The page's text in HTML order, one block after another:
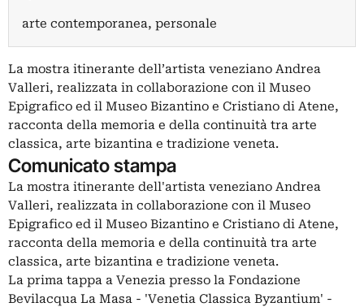
arte contemporanea, personale
La mostra itinerante dell’artista veneziano Andrea
Valleri, realizzata in collaborazione con il Museo
Epigrafico ed il Museo Bizantino e Cristiano di Atene,
racconta della memoria e della continuità tra arte
classica, arte bizantina e tradizione veneta.
Comunicato stampa
La mostra itinerante dell'artista veneziano Andrea
Valleri, realizzata in collaborazione con il Museo
Epigrafico ed il Museo Bizantino e Cristiano di Atene,
racconta della memoria e della continuità tra arte
classica, arte bizantina e tradizione veneta.
La prima tappa a Venezia presso la Fondazione
Bevilacqua La Masa - 'Venetia Classica Byzantium' -